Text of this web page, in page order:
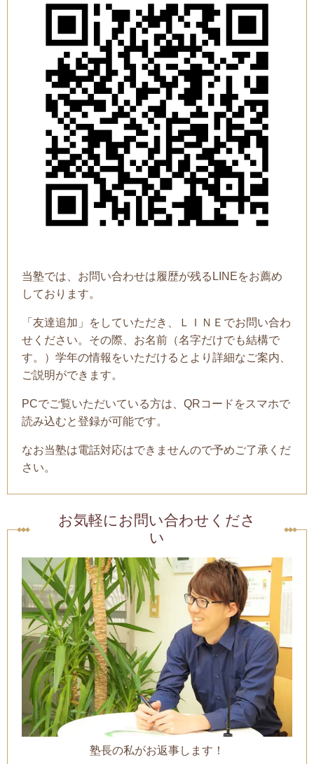
当塾では、お問い合わせは履歴が残るLINEをお薦め
しております。
「友達追加」をしていただき、ＬＩＮＥでお問い合わ
せください。その際、お名前（名字だけでも結構で
す。）学年の情報をいただけるとより詳細なご案内、
ご説明ができます。
PCでご覧いただいている方は、QRコードをスマホで
読み込むと登録が可能です。
なお当塾は電話対応はできませんので予めご了承くだ
さい。
お気軽にお問い合わせくださ
い
塾長の私がお返事します！